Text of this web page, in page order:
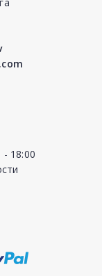
- 18:00